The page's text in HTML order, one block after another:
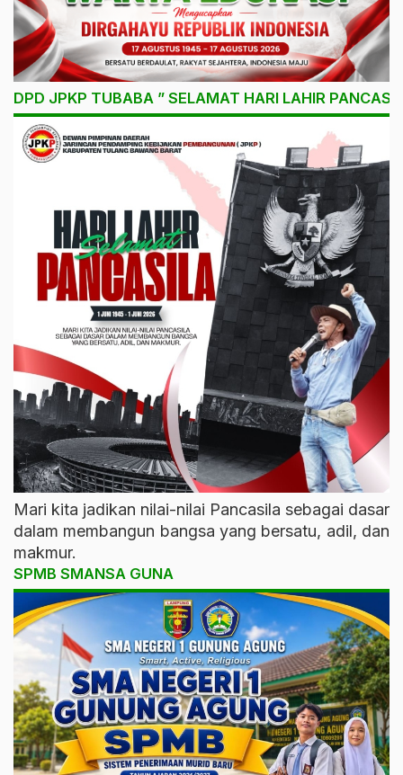
DPD JPKP TUBABA ” SELAMAT HARI LAHIR
Mari kita jadikan nilai-nilai Pancasila sebagai dasar
dalam membangun bangsa yang bersatu, adil, dan
makmur.
SPMB SMANSA GUNA